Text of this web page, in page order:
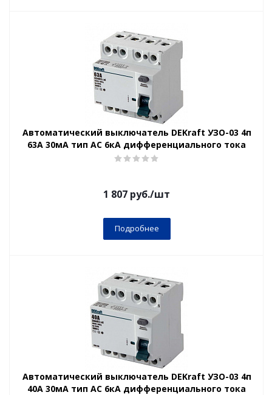
Автоматический выключатель DEKraft УЗО-03 4п
63А 30мА тип AC 6кА дифференциального тока
1 807 руб./шт
Подробнее
Автоматический выключатель DEKraft УЗО-03 4п
40А 30мА тип AC 6кА дифференциального тока